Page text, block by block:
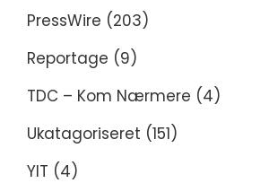
PressWire (203)
Reportage (9)
TDC – Kom Nærmere (4)
Ukatagoriseret (151)
YIT (4)